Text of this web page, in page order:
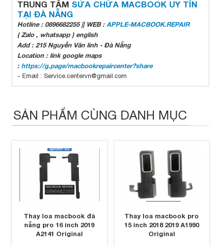
TRUNG TÂM SỬA CHỮA MACBOOK UY TÍN
TẠI ĐÀ NẴNG
Hotline : 0896682255 || WEB :APPLE-MACBOOK.REPAIR
( Zalo , whatsapp ) english
Add : 215 Nguyễn Văn linh - Đà Nẵng
Location : link google maps
: https://g.page/macbookrepaircenter?share
- Email : Service.centervn@gmail.com
SẢN PHẨM CÙNG DANH MỤC
Thay loa macbook đà
nẵng pro 16 inch 2019
A2141 Original
Thay loa macbook pro
15 inch 2018 2019 A1990
Original